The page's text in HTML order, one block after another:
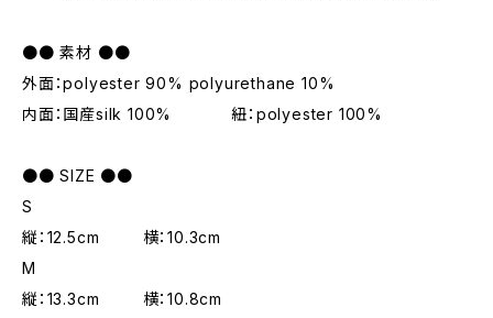
●● 素材 ●●
外面：polyester 90% polyurethane 10%
内面：国産silk 100% 紐：polyester 100%
●● SIZE ●●
S
縦：12.5cm 横：10.3cm
M
縦：13.3cm 横：10.8cm